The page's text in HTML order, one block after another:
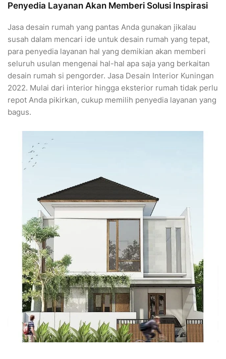
Penyedia Layanan Akan Memberi Solusi Inspirasi
Jasa desain rumah yang pantas Anda gunakan jikalau
susah dalam mencari ide untuk desain rumah yang tepat,
para penyedia layanan hal yang demikian akan memberi
seluruh usulan mengenai hal-hal apa saja yang berkaitan
desain rumah si pengorder. Jasa Desain Interior Kuningan
2022. Mulai dari interior hingga eksterior rumah tidak perlu
repot Anda pikirkan, cukup memilih penyedia layanan yang
bagus.